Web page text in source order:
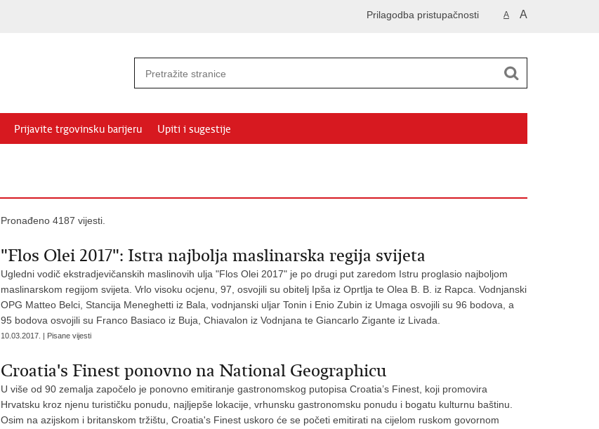
A A
Prilagodba pristupačnosti
Prijavite trgovinsku barijeru Upiti i sugestije
Pronađeno 4187 vijesti.
"Flos Olei 2017": Istra najbolja maslinarska regija svijeta
Ugledni vodič ekstradjevičanskih maslinovih ulja "Flos Olei 2017" je po drugi put zaredom Istru proglasio najboljom
maslinarskom regijom svijeta. Vrlo visoku ocjenu, 97, osvojili su obitelj Ipša iz Oprtlja te Olea B. B. iz Rapca. Vodnjanski
OPG Matteo Belci, Stancija Meneghetti iz Bala, vodnjanski uljar Tonin i Enio Zubin iz Umaga osvojili su 96 bodova, a
95 bodova osvojili su Franco Basiaco iz Buja, Chiavalon iz Vodnjana te Giancarlo Zigante iz Livada.
10.03.2017. | Pisane vijesti
Croatia's Finest ponovno na National Geographicu
U više od 90 zemalja započelo je ponovno emitiranje gastronomskog putopisa Croatia’s Finest, koji promovira
Hrvatsku kroz njenu turističku ponudu, najljepše lokacije, vrhunsku gastronomsku ponudu i bogatu kulturnu baštinu.
Osim na azijskom i britanskom tržištu, Croatia's Finest uskoro će se početi emitirati na cijelom ruskom govornom